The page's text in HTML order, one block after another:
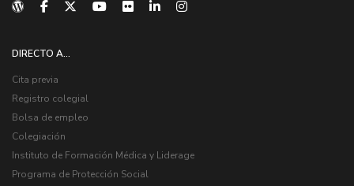
DIRECTO A...
Cita previa
Registro colegial
Bolsa de empleo
Colegiación
Instituto de Formación Médica y Liderage
Programa de Protección Social